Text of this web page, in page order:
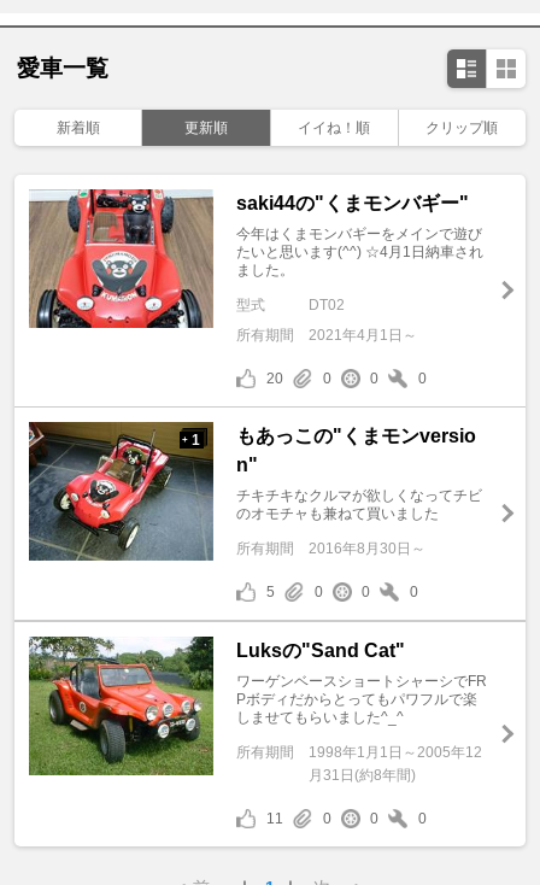
愛車一覧
新着順 更新順 イイね！順 クリップ順
saki44の"くまモンバギー"
今年はくまモンバギーをメインで遊び
たいと思います(^^) ☆4月1日納車され
ました。
型式
DT02
所有期間
2021年4月1日～
20 0 0 0
+ 1
もあっこの"くまモンversio
n"
チキチキなクルマが欲しくなってチビ
のオモチャも兼ねて買いました
所有期間 2016年8月30日～
5 0 0 0
Luksの"Sand Cat"
ワーゲンベースショートシャーシでFR
Pボディだからとってもパワフルで楽
しませてもらいました^_^
所有期間
1998年1月1日～2005年12
月31日(約8年間)
11 0 0 0